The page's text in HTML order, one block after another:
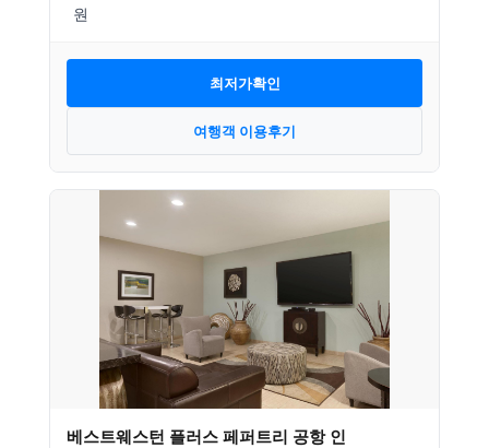
최저가확인
여행객 이용후기
베스트웨스턴 플러스 페퍼트리 공항 인